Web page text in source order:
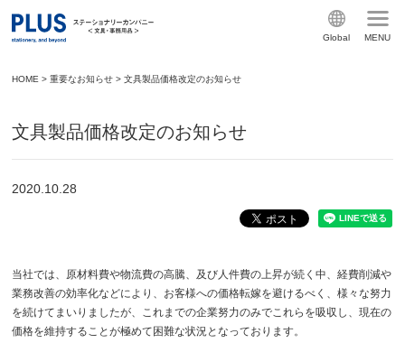
Global MENU
HOME >重要なお知らせ >文具製品価格改定のお知らせ
文具製品価格改定のお知らせ
2020.10.28
当社では、原材料費や物流費の高騰、及び人件費の上昇が続く中、経費削減や
業務改善の効率化などにより、お客様への価格転嫁を避けるべく、様々な努力
を続けてまいりましたが、これまでの企業努力のみでこれらを吸収し、現在の
価格を維持することが極めて困難な状況となっております。